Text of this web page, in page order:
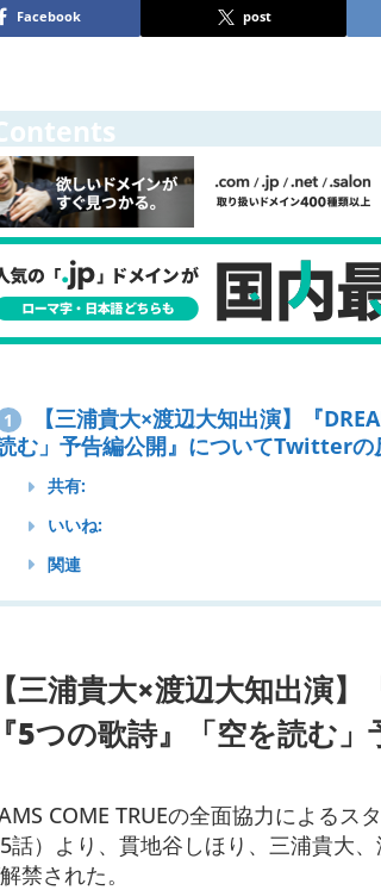
Facebook post
1
【三浦貴大×渡辺大知出演】『
む」予告編公開』についてTwitterの
共有:
いいね:
関連
【三浦貴大×渡辺大知出演
『5つの歌詩』「空を読む
COME TRUEの全面協力によるス
5話）より、貫地谷しほり、三浦貴大
禁された。